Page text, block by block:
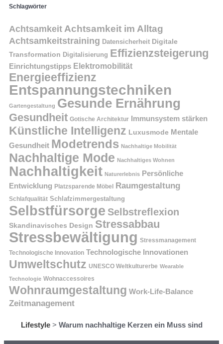
Schlagwörter
Achtsamkeit Achtsamkeit im Alltag
Achtsamkeitstraining Datensicherheit Digitale
Transformation Digitalisierung Effizienzsteigerung
Einrichtungstipps Elektromobilität
Energieeffizienz
Entspannungstechniken
Gartengestaltung Gesunde Ernährung
Gesundheit Gotische Architektur Immunsystem stärken
Künstliche Intelligenz Luxusmode Mentale
Gesundheit Modetrends Nachhaltige Mobilität
Nachhaltige Mode Nachhaltiges Wohnen
Nachhaltigkeit Naturerlebnis Persönliche
Entwicklung Platzsparende Möbel Raumgestaltung
Schlafqualität Schlafzimmergestaltung
Selbstfürsorge Selbstreflexion
Skandinavisches Design Stressabbau
Stressbewältigung Stressmanagement
Technologische Innovation Technologische Innovationen
Umweltschutz UNESCO Weltkulturerbe Wearable
Technologie Wohnaccessoires
Wohnraumgestaltung Work-Life-Balance
Zeitmanagement
Lifestyle> Warum nachhaltige Kerzen ein Muss sind